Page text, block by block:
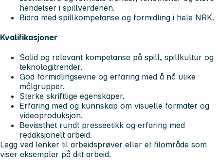
hendelser i spillverdenen.
Bidra med spillkompetanse og formidling i hele NRK.
Kvalifikasjoner
Solid og relevant kompetanse på spill, spillkultur og
teknologitrender.
God formidlingsevne og erfaring med å nå ulike
målgrupper.
Sterke skriftlige egenskaper.
Erfaring med og kunnskap om visuelle formater og
videoproduksjon.
Bevissthet rundt presseetikk og erfaring med
redaksjonelt arbeid.
Legg ved lenker til arbeidsprøver eller et filområde som
viser eksempler på ditt arbeid.